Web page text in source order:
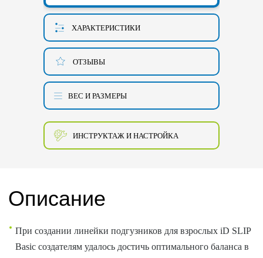
ХАРАКТЕРИСТИКИ
ОТЗЫВЫ
ВЕС И РАЗМЕРЫ
ИНСТРУКТАЖ И НАСТРОЙКА
Описание
При создании линейки подгузников для взрослых iD SLIP
Basiс создателям удалось достичь оптимального баланса в